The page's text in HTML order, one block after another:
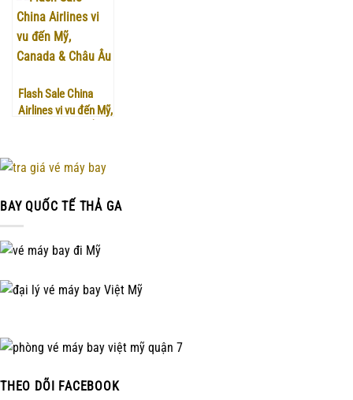
Flash Sale China
Airlines vi vu đến Mỹ,
BAY QUỐC TẾ THẢ GA
THEO DÕI FACEBOOK